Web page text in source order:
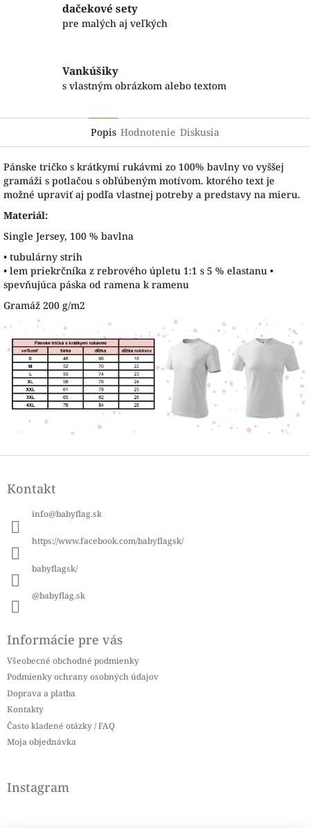
dačekové sety
pre malých aj veľkých
Vankúšiky
s vlastným obrázkom alebo textom
Popis Hodnotenie Diskusia
Pánske tričko s krátkymi rukávmi zo 100% bavlny vo vyššej
gramáži s potlačou s obľúbeným motívom. ktorého text je
možné upraviť aj podľa vlastnej potreby a predstavy na mieru.
Materiál:
Single Jersey, 100 % bavlna
• tubulárny strih
• lem priekrčníka z rebrového úpletu 1:1 s 5 % elastanu •
spevňujúca páska od ramena k ramenu
Gramáž 200 g/m2
Z
pKontakt
info@babyflag.sk
https://www.facebook.com/babyflagsk/
babyflagsk/
@babyflag.sk
Informácie pre vás
Všeobecné obchodné podmienky
Podmienky ochrany osobných údajov
Doprava a platba
Kontakty
Často kladené otázky / FAQ
Moja objednávka
Instagram